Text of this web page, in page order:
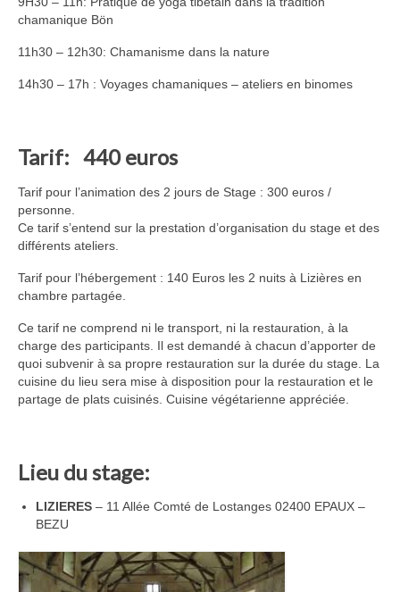
chamanique Bön
11h30 – 12h30: Chamanisme dans la nature
14h30 – 17h : Voyages chamaniques – ateliers en binomes
Tarif: 440 euros
Tarif pour l’animation des 2 jours de Stage : 300 euros /
personne.
Ce tarif s’entend sur la prestation d’organisation du stage et des
différents ateliers.
Tarif pour l’hébergement : 140 Euros les 2 nuits à Lizières en
chambre partagée.
Ce tarif ne comprend ni le transport, ni la restauration, à la
charge des participants. Il est demandé à chacun d’apporter de
quoi subvenir à sa propre restauration sur la durée du stage. La
cuisine du lieu sera mise à disposition pour la restauration et le
partage de plats cuisinés. Cuisine végétarienne appréciée.
Lieu du stage:
LIZIERES – 11 Allée Comté de Lostanges 02400 EPAUX –
BEZU